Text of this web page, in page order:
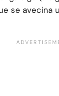
se avecina